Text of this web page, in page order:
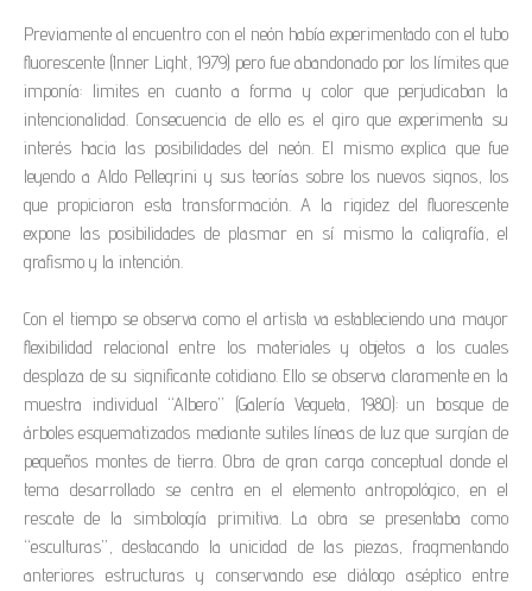
Previamente al encuentro con el neón había experimentado con el tubo
fluorescente (Inner Light, 1979) pero fue abandonado por los límites que
imponía: limites en cuanto a forma y color que perjudicaban la
intencionalidad. Consecuencia de ello es el giro que experimenta su
interés hacia las posibilidades del neón. El mismo explica que fue
leyendo a Aldo Pellegrini y sus teorías sobre los nuevos signos, los
que propiciaron esta transformación. A la rigidez del fluorescente
expone las posibilidades de plasmar en sí mismo la caligrafía, el
grafismo y la intención.
Con el tiempo se observa como el artista va estableciendo una mayor
flexibilidad relacional entre los materiales y objetos a los cuales
desplaza de su significante cotidiano. Ello se observa claramente en la
muestra individual “Albero” (Galería Vegueta, 1980): un bosque de
árboles esquematizados mediante sutiles líneas de luz que surgían de
pequeños montes de tierra. Obra de gran carga conceptual donde el
tema desarrollado se centra en el elemento antropológico, en el
rescate de la simbología primitiva. La obra se presentaba como
“esculturas”, destacando la unicidad de las piezas, fragmentando
anteriores estructuras y conservando ese diálogo aséptico entre